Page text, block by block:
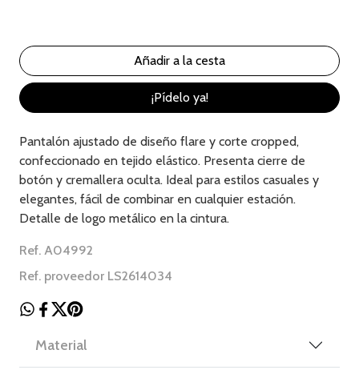
¡Pídelo ya!
Pantalón ajustado de diseño flare y corte cropped,
confeccionado en tejido elástico. Presenta cierre de
botón y cremallera oculta. Ideal para estilos casuales y
elegantes, fácil de combinar en cualquier estación.
Detalle de logo metálico en la cintura.
Ref. A04992
Ref. proveedor LS2614034
Material